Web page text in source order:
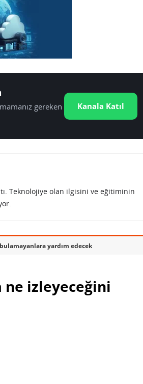
gereken
Kanala Katıl
Teknolojiye olan ilgisini ve eğitiminin
yardım edecek
izleyeceğini